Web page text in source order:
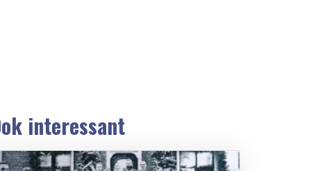
interessant